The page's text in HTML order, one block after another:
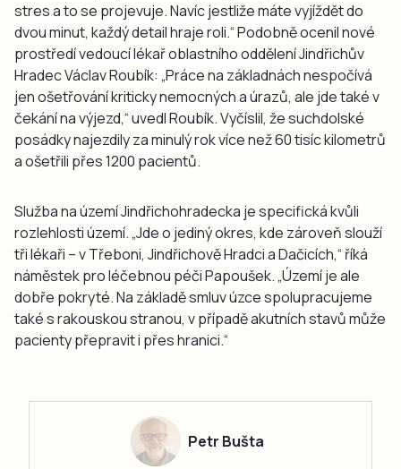
stres a to se projevuje. Navíc jestliže máte vyjíždět do
dvou minut, každý detail hraje roli.“ Podobně ocenil nové
prostředí vedoucí lékař oblastního oddělení Jindřichův
Hradec Václav Roubík: „Práce na základnách nespočívá
jen ošetřování kriticky nemocných a úrazů, ale jde také v
čekání na výjezd,“ uvedl Roubík. Vyčíslil, že suchdolské
posádky najezdily za minulý rok více než 60 tisíc kilometrů
a ošetřili přes 1200 pacientů.
Služba na území Jindřichohradecka je specifická kvůli
rozlehlosti území. „Jde o jediný okres, kde zároveň slouží
tři lékaři – v Třeboni, Jindřichově Hradci a Dačicích,“ říká
náměstek pro léčebnou péči Papoušek. „Území je ale
dobře pokryté. Na základě smluv úzce spolupracujeme
také s rakouskou stranou, v případě akutních stavů může
pacienty přepravit i přes hranici.“
Petr Bušta